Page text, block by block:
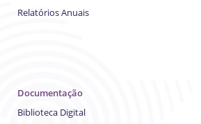
Relatórios Anuais
Documentação
Biblioteca Digital